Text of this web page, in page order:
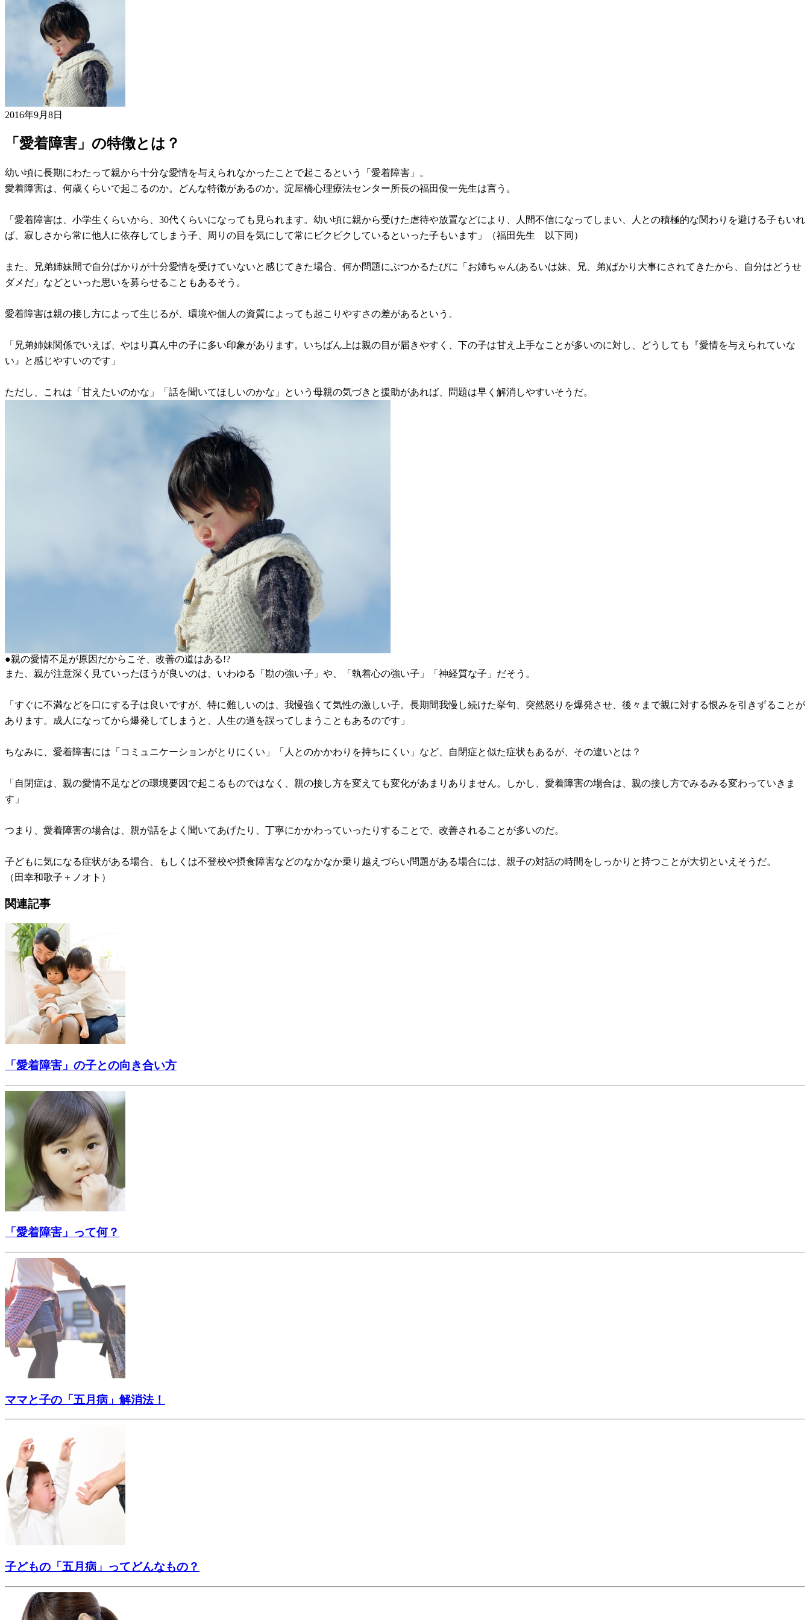
2016年9月8日
「愛着障害」の特徴とは？
幼い頃に長期にわたって親から十分な愛情を与えられなかったことで起こるという「愛着障害」。
愛着障害は、何歳くらいで起こるのか。どんな特徴があるのか。淀屋橋心理療法センター所長の福田俊一先生は言う。
「愛着障害は、小学生くらいから、30代くらいになっても見られます。幼い頃に親から受けた虐待や放置などにより、人間不信になってしまい、人との積極的な関わりを避ける子もいれ
ば、寂しさから常に他人に依存してしまう子、周りの目を気にして常にビクビクしているといった子もいます」（福田先生 以下同）
また、兄弟姉妹間で自分ばかりが十分愛情を受けていないと感じてきた場合、何か問題にぶつかるたびに「お姉ちゃん(あるいは妹、兄、弟)ばかり大事にされてきたから、自分はどうせ
ダメだ」などといった思いを募らせることもあるそう。
愛着障害は親の接し方によって生じるが、環境や個人の資質によっても起こりやすさの差があるという。
「兄弟姉妹関係でいえば、やはり真ん中の子に多い印象があります。いちばん上は親の目が届きやすく、下の子は甘え上手なことが多いのに対し、どうしても『愛情を与えられていな
い』と感じやすいのです」
ただし、これは「甘えたいのかな」「話を聞いてほしいのかな」という母親の気づきと援助があれば、問題は早く解消しやすいそうだ。
●親の愛情不足が原因だからこそ、改善の道はある!?
また、親が注意深く見ていったほうが良いのは、いわゆる「勘の強い子」や、「執着心の強い子」「神経質な子」だそう。
「すぐに不満などを口にする子は良いですが、特に難しいのは、我慢強くて気性の激しい子。長期間我慢し続けた挙句、突然怒りを爆発させ、後々まで親に対する恨みを引きずることが
あります。成人になってから爆発してしまうと、人生の道を誤ってしまうこともあるのです」
ちなみに、愛着障害には「コミュニケーションがとりにくい」「人とのかかわりを持ちにくい」など、自閉症と似た症状もあるが、その違いとは？
「自閉症は、親の愛情不足などの環境要因で起こるものではなく、親の接し方を変えても変化があまりありません。しかし、愛着障害の場合は、親の接し方でみるみる変わっていきま
す」
つまり、愛着障害の場合は、親が話をよく聞いてあげたり、丁寧にかかわっていったりすることで、改善されることが多いのだ。
子どもに気になる症状がある場合、もしくは不登校や摂食障害などのなかなか乗り越えづらい問題がある場合には、親子の対話の時間をしっかりと持つことが大切といえそうだ。
（田幸和歌子＋ノオト）
関連記事
「愛着障害」の子との向き合い方
「愛着障害」って何？
ママと子の「五月病」解消法！
子どもの「五月病」ってどんなもの？